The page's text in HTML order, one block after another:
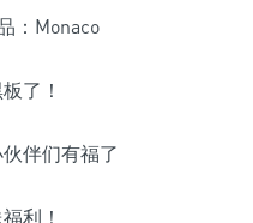
：Monaco
了！
伴们有福了
利！